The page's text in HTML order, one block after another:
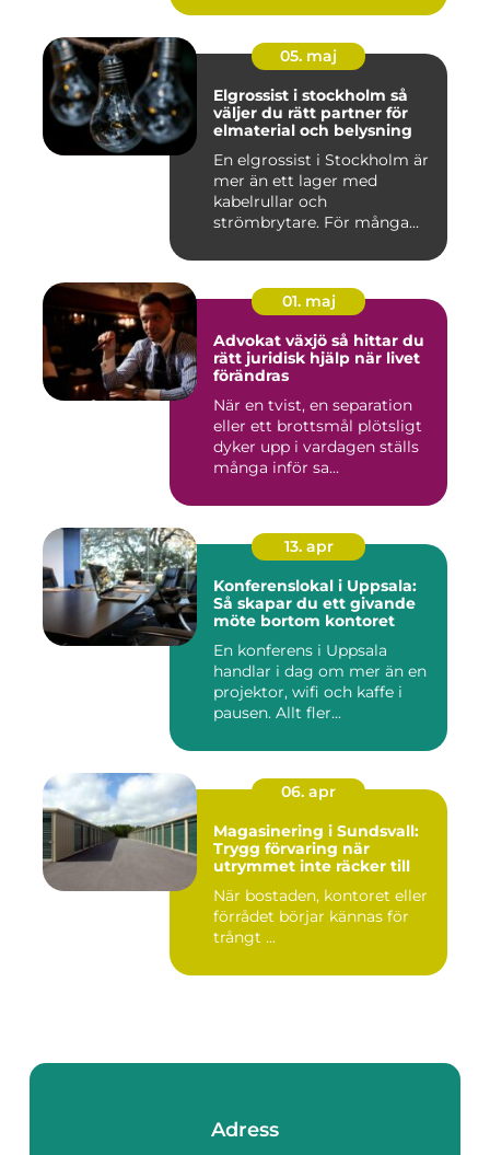
05. maj
Elgrossist i stockholm så
väljer du rätt partner för
elmaterial och belysning
En elgrossist i Stockholm är
mer än ett lager med
kabelrullar och
strömbrytare. För många
01. maj
Advokat växjö så hittar du
rätt juridisk hjälp när livet
förändras
När en tvist, en separation
eller ett brottsmål plötsligt
dyker upp i vardagen ställs
många inför sa...
13. apr
Konferenslokal i Uppsala:
Så skapar du ett givande
möte bortom kontoret
En konferens i Uppsala
handlar i dag om mer än en
projektor, wifi och kaffe i
pausen. Allt fler...
06. apr
Magasinering i Sundsvall:
Trygg förvaring när
utrymmet inte räcker till
När bostaden, kontoret eller
förrådet börjar kännas för
trångt ...
Adress